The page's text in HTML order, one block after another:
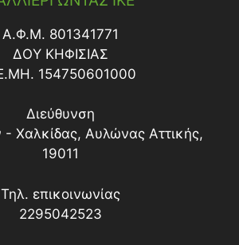
Α.Φ.Μ. 801341771
ΔΟY ΚΗΦΙΣΙΑΣ
154750601000
Διεύθυνση
Χαλκίδας, Αυλώνας Αττικής,
19011
Τηλ. επικοινωνίας
2295042523